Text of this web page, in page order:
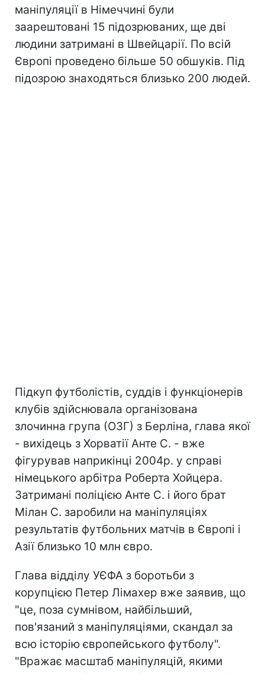
маніпуляції в Німеччині були
заарештовані 15 підозрюваних, ще дві
людини затримані в Швейцарії. По всій
Європі проведено більше 50 обшуків. Під
підозрою знаходяться близько 200 людей.
Підкуп футболістів, суддів і функціонерів
клубів здійснювала організована
злочинна група (ОЗГ) з Берліна, глава якої
- вихідець з Хорватії Анте С. - вже
фігурував наприкінці 2004р. у справі
німецького арбітра Роберта Хойцера.
Затримані поліцією Анте С. і його брат
Мілан С. заробили на маніпуляціях
результатів футбольних матчів в Європі і
Азії близько 10 млн євро.
Глава відділу УЄФА з боротьби з
корупцією Петер Лімахер вже заявив, що
"це, поза сумнівом, найбільший,
пов'язаний з маніпуляціями, скандал за
всю історію європейського футболу".
"Вражає масштаб маніпуляцій, якими